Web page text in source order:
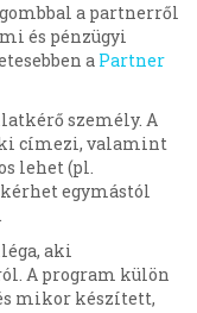
a partnerről
és pénzügyi
a Partner
személy. A
címezi, valamint
lehet (pl.
egymástól
aki
A program külön
mikor készített,